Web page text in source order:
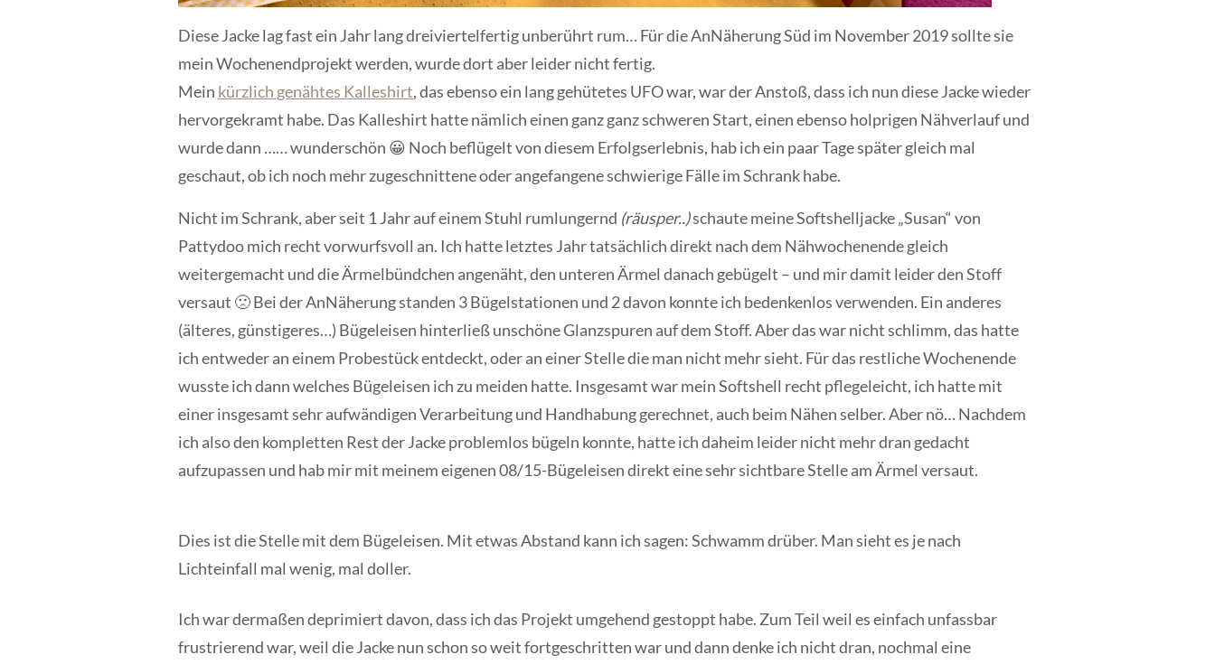
Diese Jacke lag fast ein Jahr lang dreiviertelfertig unberührt rum… Für die AnNäherung Süd im November 2019 sollte sie
mein Wochenendprojekt werden, wurde dort aber leider nicht fertig.
Mein kürzlich genähtes Kalleshirt, das ebenso ein lang gehütetes UFO war, war der Anstoß, dass ich nun diese Jacke wieder
hervorgekramt habe. Das Kalleshirt hatte nämlich einen ganz ganz schweren Start, einen ebenso holprigen Nähverlauf und
wurde dann …… wunderschön 😀 Noch beflügelt von diesem Erfolgserlebnis, hab ich ein paar Tage später gleich mal
geschaut, ob ich noch mehr zugeschnittene oder angefangene schwierige Fälle im Schrank habe.
Nicht im Schrank, aber seit 1 Jahr auf einem Stuhl rumlungernd (räusper..)schaute meine Softshelljacke „Susan“ von
Pattydoo mich recht vorwurfsvoll an. Ich hatte letztes Jahr tatsächlich direkt nach dem Nähwochenende gleich
weitergemacht und die Ärmelbündchen angenäht, den unteren Ärmel danach gebügelt – und mir damit leider den Stoff
versaut 🙁 Bei der AnNäherung standen 3 Bügelstationen und 2 davon konnte ich bedenkenlos verwenden. Ein anderes
(älteres, günstigeres…) Bügeleisen hinterließ unschöne Glanzspuren auf dem Stoff. Aber das war nicht schlimm, das hatte
ich entweder an einem Probestück entdeckt, oder an einer Stelle die man nicht mehr sieht. Für das restliche Wochenende
wusste ich dann welches Bügeleisen ich zu meiden hatte. Insgesamt war mein Softshell recht pflegeleicht, ich hatte mit
einer insgesamt sehr aufwändigen Verarbeitung und Handhabung gerechnet, auch beim Nähen selber. Aber nö… Nachdem
ich also den kompletten Rest der Jacke problemlos bügeln konnte, hatte ich daheim leider nicht mehr dran gedacht
aufzupassen und hab mir mit meinem eigenen 08/15-Bügeleisen direkt eine sehr sichtbare Stelle am Ärmel versaut.
Dies ist die Stelle mit dem Bügeleisen. Mit etwas Abstand kann ich sagen: Schwamm drüber. Man sieht es je nach
Lichteinfall mal wenig, mal doller.
Ich war dermaßen deprimiert davon, dass ich das Projekt umgehend gestoppt habe. Zum Teil weil es einfach unfassbar
frustrierend war, weil die Jacke nun schon so weit fortgeschritten war und dann denke ich nicht dran, nochmal eine